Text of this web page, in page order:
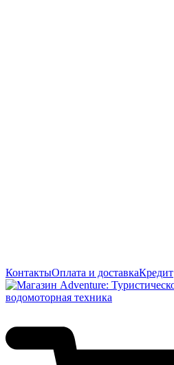
КонтактыОплата и доставкаКредит